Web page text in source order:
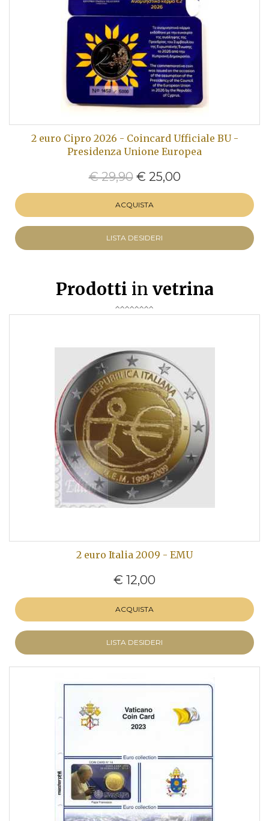
2 euro Cipro 2026 - Coincard Ufficiale BU -
Presidenza Unione Europea
€ 29,90€ 25,00
ACQUISTA
LISTA DESIDERI
Prodotti in vetrina
2 euro Italia 2009 - EMU
€ 12,00
ACQUISTA
LISTA DESIDERI